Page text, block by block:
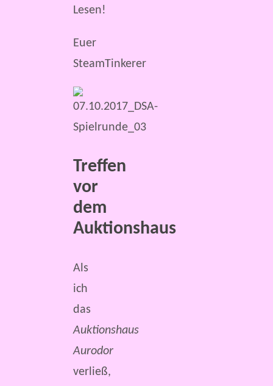
Lesen!
Euer
SteamTinkerer
Treffen
vor
dem
Auktionshaus
Als
ich
das
Auktionshaus
Aurodor
verließ,